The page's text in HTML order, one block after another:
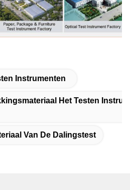
Instrumenten
Het Testen
Van De Dalingstest